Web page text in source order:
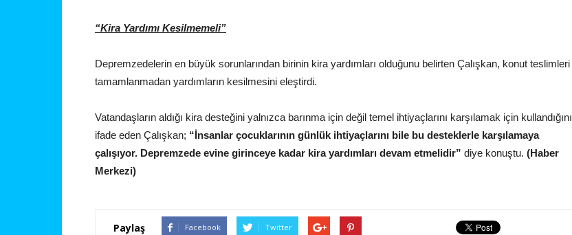
“Kira Yardımı Kesilmemeli”
Depremzedelerin en büyük sorunlarından birinin kira yardımları olduğunu belirten Çalışkan, konut teslimleri
tamamlanmadan yardımların kesilmesini eleştirdi.
Vatandaşların aldığı kira desteğini yalnızca barınma için değil temel ihtiyaçlarını karşılamak için kullandığını
ifade eden Çalışkan; “İnsanlar çocuklarının günlük ihtiyaçlarını bile bu desteklerle karşılamaya
çalışıyor. Depremzede evine girinceye kadar kira yardımları devam etmelidir” diye konuştu. (Haber
Merkezi)
Paylaş Facebook Twitter